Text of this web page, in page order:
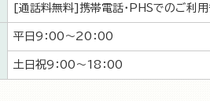
[通話料無料]携帯電話・PHSでのご利用
平日9：00～20：00
土日祝9：00～18：00